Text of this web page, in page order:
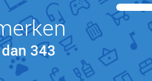
343